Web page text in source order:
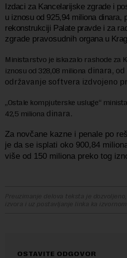
Izdaci za Kancelarijske zgrade i
u iznosu od 925,94 miliona dinara,
rekonstrukciji Palate pravde i za
zgrade pravosudnih organa u
Ministarstvo je iskazalo rashode za
iznosu od 328,08 miliona dinara,
održavanje softvera izdvojeno
„Ostale kompjuterske usluge“
42,5 miliona dinara.
Za novčane kazne i penale po
je da se isplati oko 900,84
više od 150 miliona preko tog
Preuzimanje delova teksta je
izvora i uz postavljanje linka ka
OSTAVITE ODGOVOR